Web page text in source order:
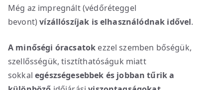
Még az impregnált (védőréteggel
bevont)vízállószíjak is elhasználódnak idővel.
A minőségi óracsatok ezzel szemben bőségük,
szellősségük, tisztíthatóságuk miatt
sokkalegészségesebbek és jobban tűrik a